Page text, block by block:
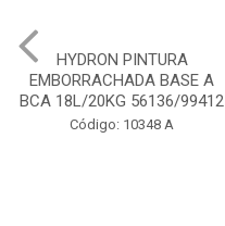
HYDRON PINTURA
EMBORRACHADA BASE A
BCA 18L/20KG 56136/99412
Código: 10348 A